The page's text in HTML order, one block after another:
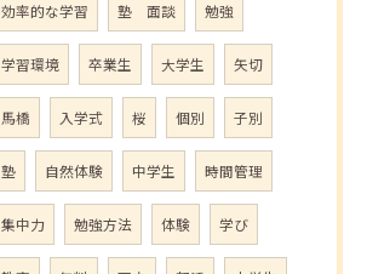
効率的な学習 塾 面談 勉強
学習環境 卒業生 大学生 矢切
馬橋 入学式 桜 個別 子別
塾 自然体験 中学生 時間管理
集中力 勉強方法 体験 学び